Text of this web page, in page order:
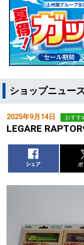
ショップニュー
2025年9月14日 おすす
LEGARE